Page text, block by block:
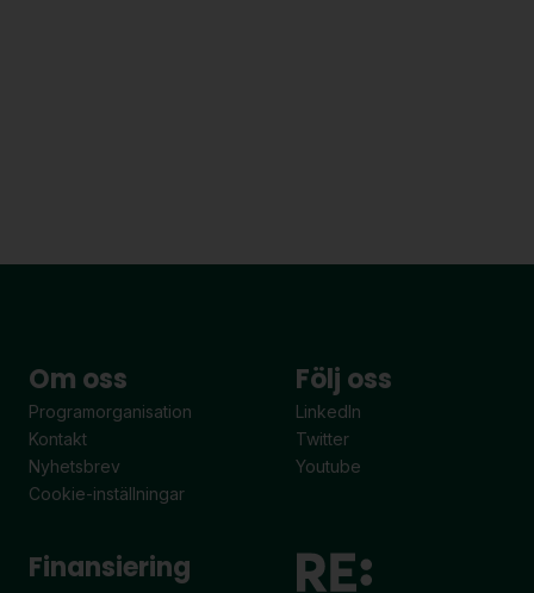
Om oss
Programorganisation
Kontakt
Nyhetsbrev
Cookie-inställningar
Följ oss
LinkedIn
Twitter
Youtube
Finansiering